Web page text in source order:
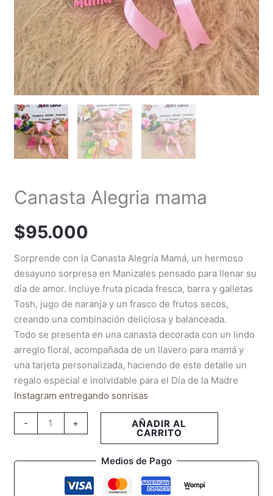
Canasta Alegria mama
$95.000
Sorprende con la Canasta Alegría Mamá, un hermoso
desayuno sorpresa en Manizales pensado para llenar su
día de amor. Incluye fruta picada fresca, barra y galletas
Tosh, jugo de naranja y un frasco de frutos secos,
creando una combinación deliciosa y balanceada.
Todo se presenta en una canasta decorada con un lindo
arreglo floral, acompañada de un llavero para mamá y
una tarjeta personalizada, haciendo de este detalle un
regalo especial e inolvidable para el Día de la Madre
Instagram entregando sonrisas
- + AÑADIR AL
CARRITO
Medios de Pago